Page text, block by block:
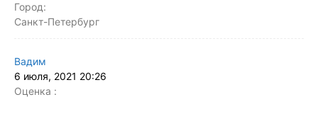
Город:
Санкт-Петербург
Вадим
6 июля, 2021 20:26
Оценка :